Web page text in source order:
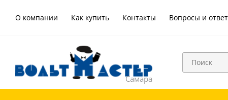
О компании Как купить Контакты Вопросы и